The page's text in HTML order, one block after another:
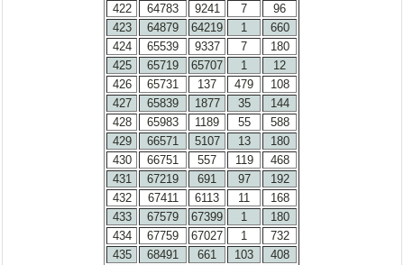
422
64783 9241 7
96
423
64879 64219 1
660
424
65539 9337 7
180
425
65719 65707 1
12
426
65731 137 479
108
427
65839 1877 35
144
428
65983 1189 55
588
429
66571 5107 13
180
430
66751 557 119
468
431
67219 691 97
192
432
67411 6113 11
168
433
67579 67399 1
180
434
67759 67027 1
732
435
68491 661 103
408